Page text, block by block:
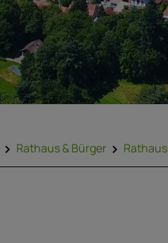
Rathaus & Bürger Rathaus